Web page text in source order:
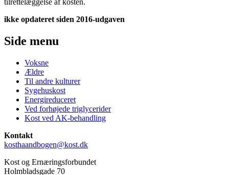
tilrettelæggelse af kosten.
ikke opdateret siden 2016-udgaven
Side menu
Voksne
Ældre
Til andre kulturer
Sygehuskost
Energireduceret
Ved forhøjede triglycerider
Kost ved AK-behandling
Kontakt
kosthaandbogen@kost.dk
Kost og Ernæringsforbundet
Holmbladsgade 70